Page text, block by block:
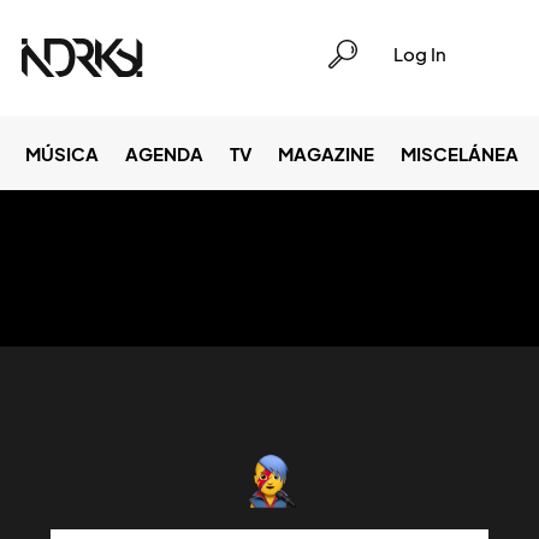
Log In
MÚSICA AGENDA TV MAGAZINE MISCELÁNEA